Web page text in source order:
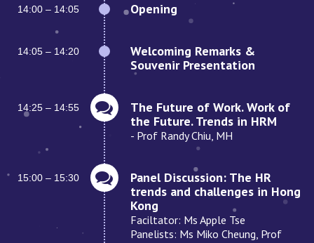
14:00 – 14:05 Opening
14:05 – 14:20
Welcoming Remarks &
Souvenir Presentation
14:25 – 14:55
The Future of Work. Work of
the Future. Trends in HRM
- Prof Randy Chiu, MH
15:00 – 15:30
Panel Discussion: The HR
trends and challenges in Hong
Kong
Faciltator: Ms Apple Tse
Panelists: Ms Miko Cheung, Prof